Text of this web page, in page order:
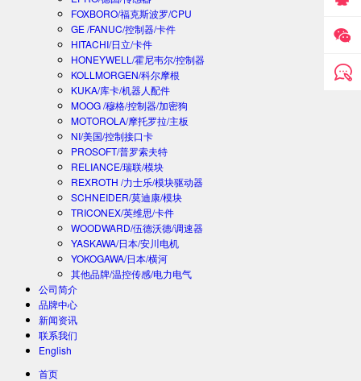
FOXBORO/福克斯波罗/CPU
GE /FANUC/控制器/卡件
HITACHI/日立/卡件
HONEYWELL/霍尼韦尔/控制器
KOLLMORGEN/科尔摩根
KUKA/库卡/机器人配件
MOOG /穆格/控制器/加密狗
MOTOROLA/摩托罗拉/主板
NI/美国/控制接口卡
PROSOFT/普罗索夫特
RELIANCE/瑞联/模块
REXROTH /力士乐/模块驱动器
SCHNEIDER/莫迪康/模块
TRICONEX/英维思/卡件
WOODWARD/伍德沃德/调速器
YASKAWA/日本/安川电机
YOKOGAWA/日本/横河
其他品牌/温控传感/电力电气
公司简介
品牌中心
新闻资讯
联系我们
English
首页